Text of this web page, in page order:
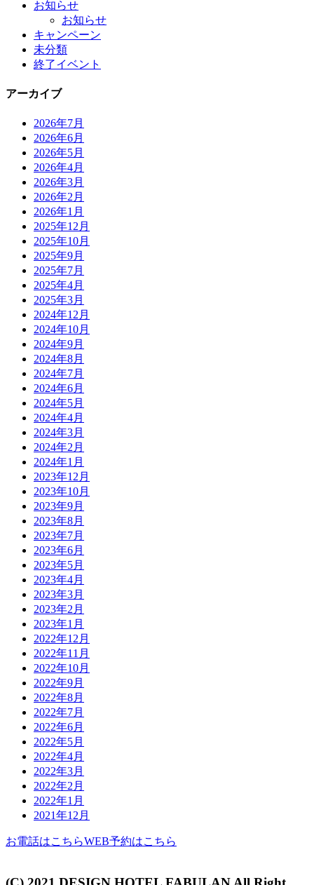
お知らせ
お知らせ
キャンペーン
未分類
終了イベント
アーカイブ
2026年7月
2026年6月
2026年5月
2026年4月
2026年3月
2026年2月
2026年1月
2025年12月
2025年10月
2025年9月
2025年7月
2025年4月
2025年3月
2024年12月
2024年10月
2024年9月
2024年8月
2024年7月
2024年6月
2024年5月
2024年4月
2024年3月
2024年2月
2024年1月
2023年12月
2023年10月
2023年9月
2023年8月
2023年7月
2023年6月
2023年5月
2023年4月
2023年3月
2023年2月
2023年1月
2022年12月
2022年11月
2022年10月
2022年9月
2022年8月
2022年7月
2022年6月
2022年5月
2022年4月
2022年3月
2022年2月
2022年1月
2021年12月
お電話はこちらWEB予約はこちら